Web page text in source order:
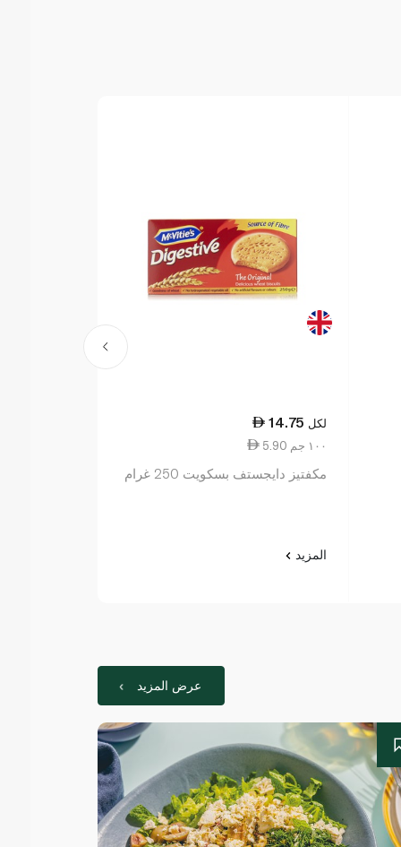
14.75 لكل
5.90 ١٠٠ جم
مكفتيز دايجستف بسكويت 250 غرام
المزيد
عرض المزيد